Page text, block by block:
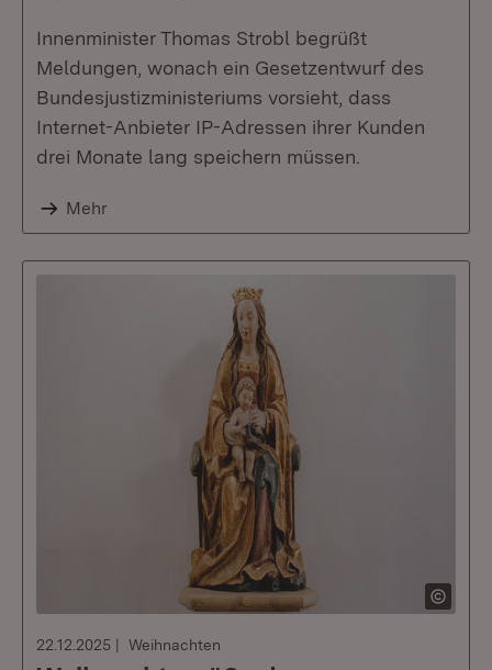
Innenminister Thomas Strobl begrüßt
Meldungen, wonach ein Gesetzentwurf des
Bundesjustizministeriums vorsieht, dass
Internet-Anbieter IP-Adressen ihrer Kunden
drei Monate lang speichern müssen.
Mehr
22.12.2025 Weihnachten